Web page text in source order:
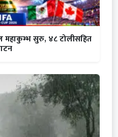
सुरु, ४८ टोलीसहित